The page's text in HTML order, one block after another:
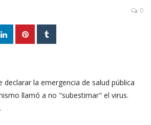
0
declarar la emergencia de salud pública
llamó a no "subestimar" el virus.